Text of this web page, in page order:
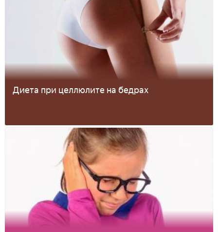
Диета при целлюлите на бедрах